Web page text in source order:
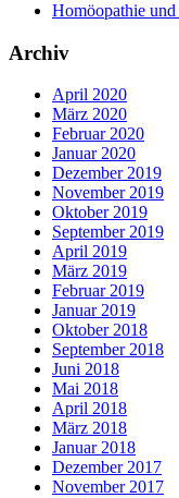
Homöopathie
Archiv
April 2020
März 2020
Februar 2020
Januar 2020
Dezember 2019
November 2019
Oktober 2019
September 2019
April 2019
März 2019
Februar 2019
Januar 2019
Oktober 2018
September 2018
Juni 2018
Mai 2018
April 2018
März 2018
Januar 2018
Dezember 2017
November 2017